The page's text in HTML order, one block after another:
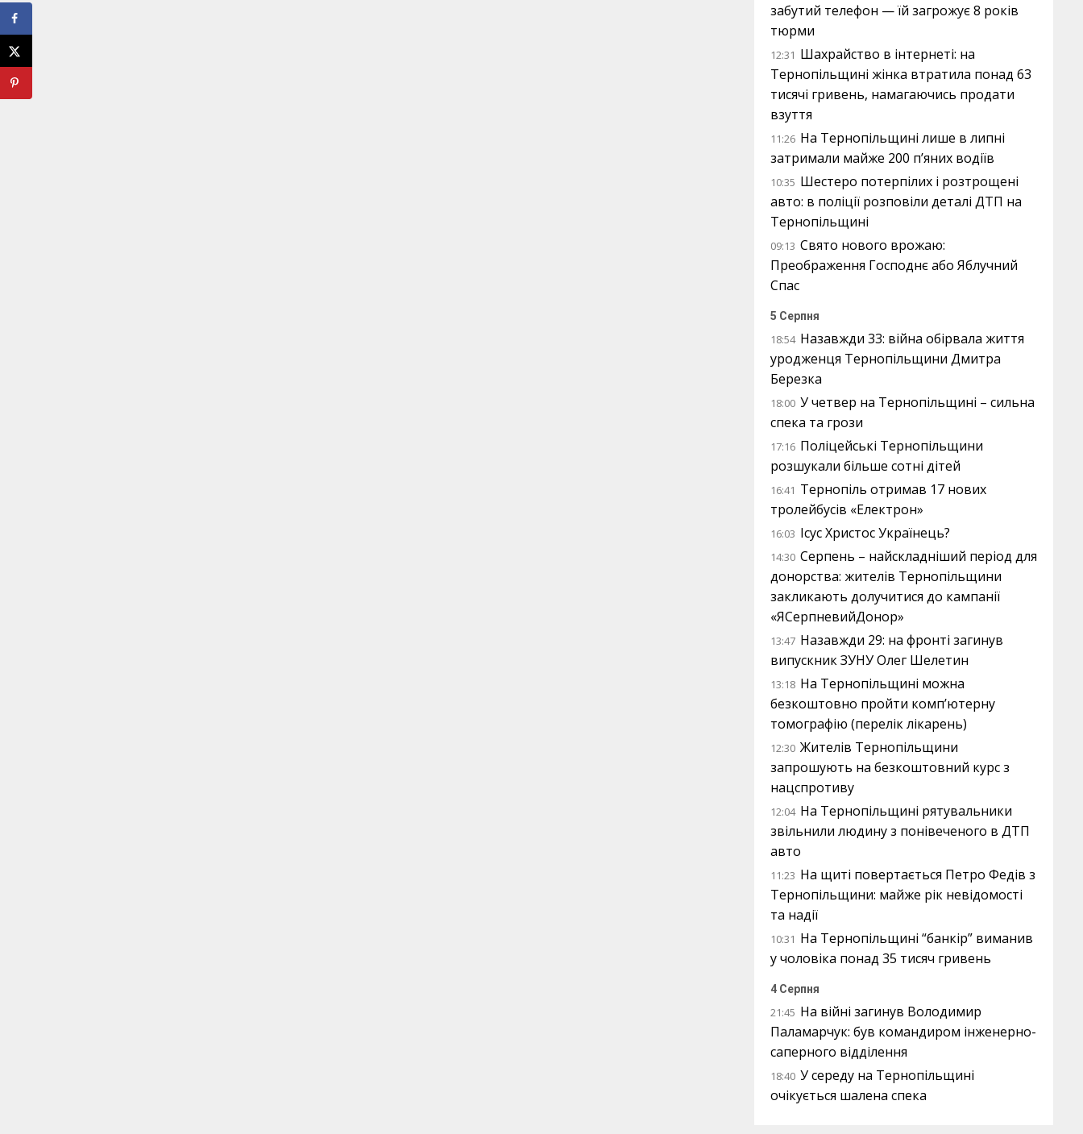
забутий телефон — їй загрожує 8 років
тюрми
12:31 Шахрайство в інтернеті: на
Тернопільщині жінка втратила понад 63
тисячі гривень, намагаючись продати
взуття
11:26 На Тернопільщині лише в липні
затримали майже 200 п’яних водіїв
10:35 Шестеро потерпілих і розтрощені
авто: в поліції розповіли деталі ДТП на
Тернопільщині
09:13 Свято нового врожаю:
Преображення Господнє або Яблучний
Спас
5 Серпня
18:54 Назавжди 33: війна обірвала життя
уродженця Тернопільщини Дмитра
Березка
18:00 У четвер на Тернопільщині – сильна
спека та грози
17:16 Поліцейські Тернопільщини
розшукали більше сотні дітей
16:41 Тернопіль отримав 17 нових
тролейбусів «Електрон»
16:03 Ісус Христос Українець?
14:30 Серпень – найскладніший період для
донорства: жителів Тернопільщини
закликають долучитися до кампанії
«ЯСерпневийДонор»
13:47 Назавжди 29: на фронті загинув
випускник ЗУНУ Олег Шелетин
13:18 На Тернопільщині можна
безкоштовно пройти комп’ютерну
томографію (перелік лікарень)
12:30 Жителів Тернопільщини
запрошують на безкоштовний курс з
нацспротиву
12:04 На Тернопільщині рятувальники
звільнили людину з понівеченого в ДТП
авто
11:23 На щиті повертається Петро Федів з
Тернопільщини: майже рік невідомості
та надії
10:31 На Тернопільщині “банкір” виманив
у чоловіка понад 35 тисяч гривень
4 Серпня
21:45 На війні загинув Володимир
Паламарчук: був командиром інженерно-
саперного відділення
18:40 У середу на Тернопільщині
очікується шалена спека